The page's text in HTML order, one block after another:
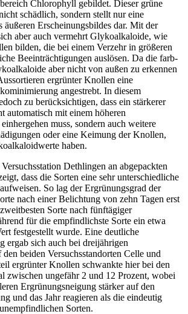
Chlorophyll gebildet. Dieser grüne
schädlich, sondern stellt nur eine
äußeren Erscheinungsbildes dar. Mit der
aber auch vermehrt Glykoalkaloide, wie
bilden, die bei einem Verzehr in größeren
Beeinträchtigungen auslösen. Da die farb-
aber nicht von außen zu erkennen
ergrünter Knollen eine
angestrebt. In diesem
zu berücksichtigen, dass ein stärkerer
automatisch mit einem höheren
muss, sondern auch weitere
oder eine Keimung der Knollen,
haben.
Dethlingen an abgepackten
dass die Sorten eine sehr unterschiedliche
So lag der Ergrünungsgrad der
nach einer Belichtung von zehn Tagen erst
Sorte nach fünftägiger
für die empfindlichste Sorte ein etwa
festgestellt wurde. Eine deutliche
ergab sich auch bei dreijährigen
beiden Versuchsstandorten Celle und
ergrünter Knollen schwankte hier bei den
zwischen ungefähr 2 und 12 Prozent, wobei
Ergrünungsneigung stärker auf den
und das Jahr reagieren als die eindeutig
Sorten.